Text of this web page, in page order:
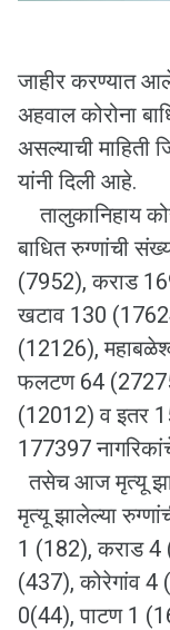
जाहीर करण्यात
अहवाल कोरोना
असल्याची माहिती
यांनी दिली आहे.
तालुकानिहाय
बाधित रुग्णांची
(7952), कराड
खटाव 130
(12126),
फलटण 64
(12012) व इतर
177397
तसेच आज मृत्यू
मृत्यू झालेल्या
1 (182), कराड 4
(437), कोरेगांव 4
0(44), पाटण 1